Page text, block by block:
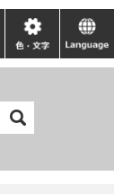
色・
文
language